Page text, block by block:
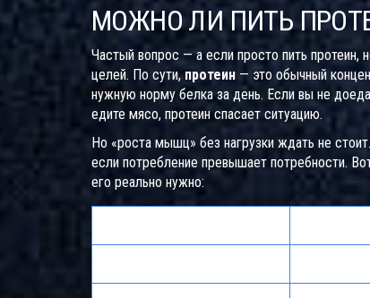
МОЖНО ЛИ ПИТЬ
Частый вопрос — а если просто пить протеин,
целей. По сути, протеин — это обычный
нужную норму белка за день. Если вы не
едите мясо, протеин спасает ситуацию.
Но «роста мышц» без нагрузки ждать не
если потребление превышает потребности.
его реально нужно: